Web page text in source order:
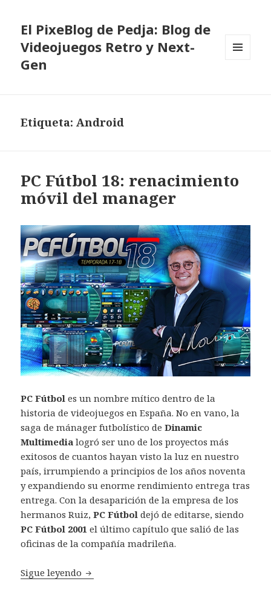
El PixeBlog de Pedja: Blog de
Videojuegos Retro y Next-
Gen
Etiqueta:Android
PC Fútbol 18: renacimiento
móvil del manager
PC Fútbol es un nombre mítico dentro de la
historia de videojuegos en España. No en vano, la
saga de mánager futbolístico deDinamic
Multimedia logró ser uno de los proyectos más
exitosos de cuantos hayan visto la luz en nuestro
país, irrumpiendo a principios de los años noventa
y expandiendo su enorme rendimiento entrega tras
entrega. Con la desaparición de la empresa de los
hermanos Ruiz,PC Fútbol dejó de editarse, siendo
PC Fútbol 2001 el último capítulo que salió de las
oficinas de la compañía madrileña.
Sigue leyendo PC Fútbol 18: renacimiento móvil del